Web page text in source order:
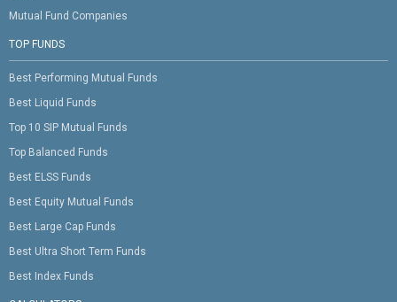
Mutual Fund Companies
TOP FUNDS
Best Performing Mutual Funds
Best Liquid Funds
Top 10 SIP Mutual Funds
Top Balanced Funds
Best ELSS Funds
Best Equity Mutual Funds
Best Large Cap Funds
Best Ultra Short Term Funds
Best Index Funds